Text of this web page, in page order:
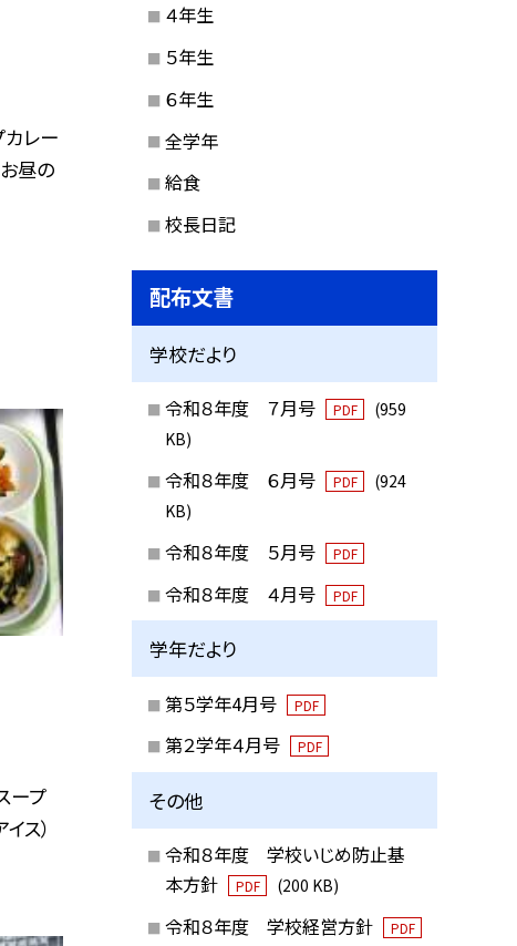
レー
昼の
ープ
ス）
４年生
５年生
６年生
全学年
給食
校長日記
配布文書
学校だより
令和８年度 ７月号 PDF
(959
KB)
令和８年度 ６月号 PDF
(924
KB)
令和８年度 ５月号 PDF
令和８年度 ４月号 PDF
学年だより
第５学年4月号 PDF
第２学年４月号 PDF
その他
令和８年度 学校いじめ防止基
本方針
PDF (200 KB)
令和８年度 学校経営方針 PDF